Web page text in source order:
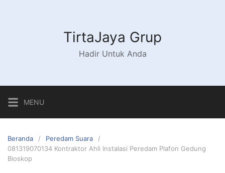
TirtaJaya Grup
Hadir Untuk Anda
MENU
Beranda
Peredam Suara
081319070134 Kontraktor Ahli Instalasi Peredam Plafon Gedung
Bioskop